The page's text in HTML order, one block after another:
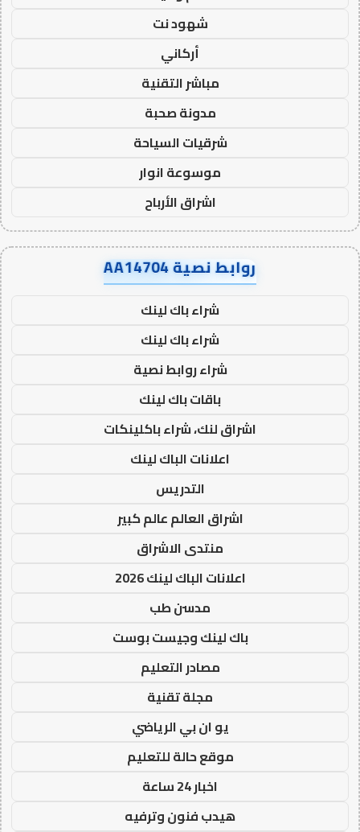
شهود نت
أركاني
مباشر التقنية
مدونة صحبة
شرقيات السياحة
موسوعة انوار
اشراق الأرباح
روابط نصية AA14704
شراء باك لينك
شراء باك لينك
شراء روابط نصية
باقات باك لينك
اشراق لنك، شراء باكلينكات
اعلانات الباك لينك
التدريس
اشراق العالم عالم كبير
منتدى الاشراق
اعلانات الباك لينك 2026
مدسن طب
باك لينك وجيست بوست
مصادر التعليم
مجلة تقنية
يو ان بي الرياضي
موقع حالة للتعليم
اخبار 24 ساعة
هيدب فنون وترفيه